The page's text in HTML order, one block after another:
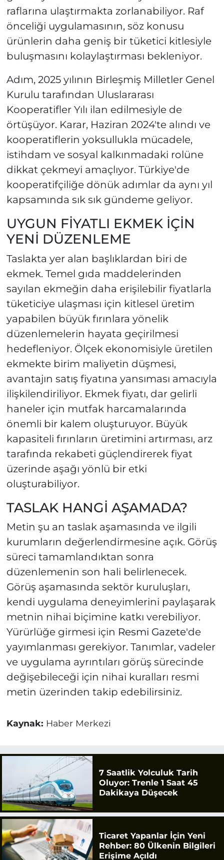
raflarına ulaştırmakta zorlanabiliyor. Raf
önceliği uygulamasının, söz konusu
ürünlerin daha geniş bir tüketici kitlesiyle
buluşmasını kolaylaştırması bekleniyor.
Adım, 2025 yılının Birleşmiş Milletler Genel
Kurulu tarafından Uluslararası
Kooperatifler Yılı ilan edilmesiyle de
örtüşüyor. Karar, Haziran 2024'te alındı ve
kooperatiflerin yoksullukla mücadele,
istihdam ve sosyal kalkınmadaki rolüne
dikkat çekmeyi amaçlıyor. Türkiye'de
kooperatifçiliğe dönük adımlar da aynı yıl
kapsamında sık sık gündeme geliyor.
UYGUN FİYATLI EKMEK İÇİN
YENİ DÜZENLEME
Taslakta yer alan başlıklardan biri de
ekmek. Temel gıda maddelerinden
sayılan ekmeğin daha erişilebilir fiyatlarla
tüketiciye ulaşması için kitlesel üretim
yapabilen büyük fırınlara yönelik
düzenlemelerin hayata geçirilmesi
hedefleniyor. Ölçek ekonomisiyle üretilen
ekmekte birim maliyetin düşmesi,
avantajın satış fiyatına yansıması amacıyla
ilişkilendiriliyor. Ekmek fiyatı, dar gelirli
haneler için mutfak harcamalarında
önemli bir kalem oluşturuyor. Büyük
kapasiteli fırınların üretimini artırması, arz
tarafında rekabeti güçlendirerek fiyat
üzerinde aşağı yönlü bir etki
oluşturabiliyor.
TASLAK HANGİ AŞAMADA?
Metin şu an taslak aşamasında ve ilgili
kurumların değerlendirmesine açık. Görüş
süreci tamamlandıktan sonra
düzenlemenin son hali belirlenecek.
Görüş aşamasında sektör kuruluşları,
kendi uygulama deneyimlerini paylaşarak
metnin nihai biçimine katkı verebiliyor.
Yürürlüğe girmesi için Resmi Gazete'de
yayımlanması gerekiyor. Tanımlar, vadeler
ve uygulama ayrıntıları görüş sürecinde
değişebileceği için nihai kuralları resmi
metin üzerinden takip edebilirsiniz.
Kaynak: Haber Merkezi
7 Saatlik Yolculuk Tarih
Oluyor: Trenle 1 Saat 45
Dakikaya Düşecek
Ticaret Yapanlar İçin Yeni
Rehber: 80 Ülkenin Bilgileri
Erişime Açıldı